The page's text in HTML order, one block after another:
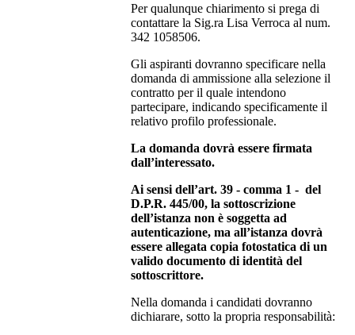
Per qualunque chiarimento si prega di
contattare la Sig.ra Lisa Verroca al num.
342 1058506.
Gli aspiranti dovranno specificare nella
domanda di ammissione alla selezione il
contratto per il quale intendono
partecipare, indicando specificamente il
relativo profilo professionale.
La domanda dovrà essere firmata
dall’interessato.
Ai sensi dell’art. 39 - comma 1 - del
D.P.R. 445/00, la sottoscrizione
dell’istanza non è soggetta ad
autenticazione, ma all’istanza dovrà
essere allegata copia fotostatica di un
valido documento di identità del
sottoscrittore.
Nella domanda i candidati dovranno
dichiarare, sotto la propria responsabilità: